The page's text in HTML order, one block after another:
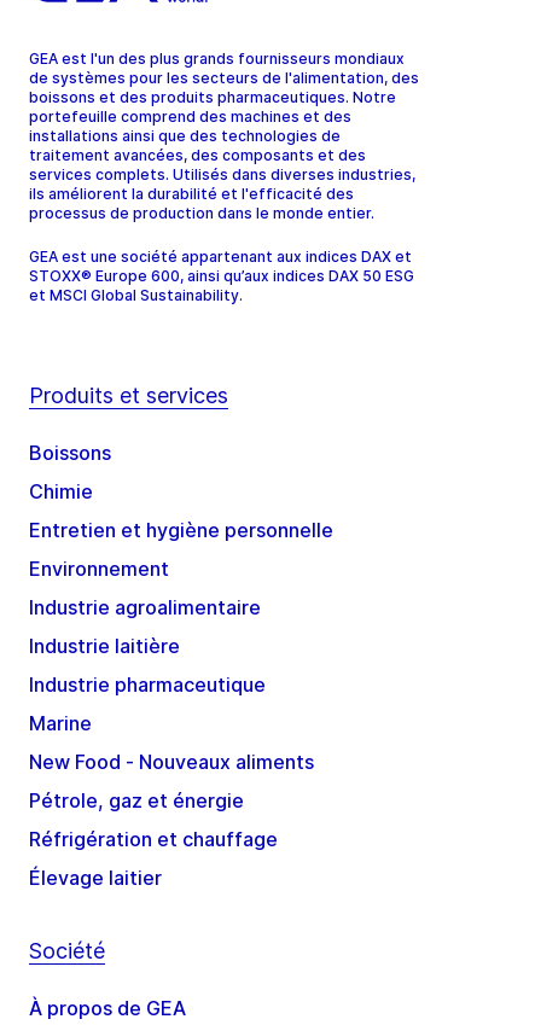
GEA est l'un des plus grands fournisseurs mondiaux
de systèmes pour les secteurs de l'alimentation, des
boissons et des produits pharmaceutiques. Notre
portefeuille comprend des machines et des
installations ainsi que des technologies de
traitement avancées, des composants et des
services complets. Utilisés dans diverses industries,
ils améliorent la durabilité et l'efficacité des
processus de production dans le monde entier.
GEA est une société appartenant aux indices DAX et
STOXX® Europe 600, ainsi qu’aux indices DAX 50 ESG
et MSCI Global Sustainability.
Produits et services
Boissons
Chimie
Entretien et hygiène personnelle
Environnement
Industrie agroalimentaire
Industrie laitière
Industrie pharmaceutique
Marine
New Food - Nouveaux aliments
Pétrole, gaz et énergie
Réfrigération et chauffage
Élevage laitier
Société
À propos de GEA